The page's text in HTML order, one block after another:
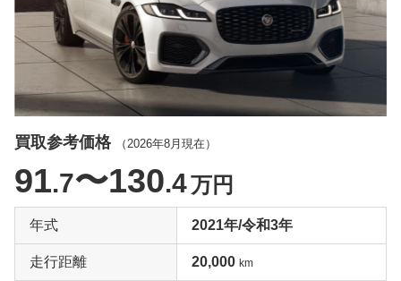
買取参考価格 （ 2026年8月 現在）
91.7〜130.4万円
年式 2021年/令和3年
走行距離 20,000 km